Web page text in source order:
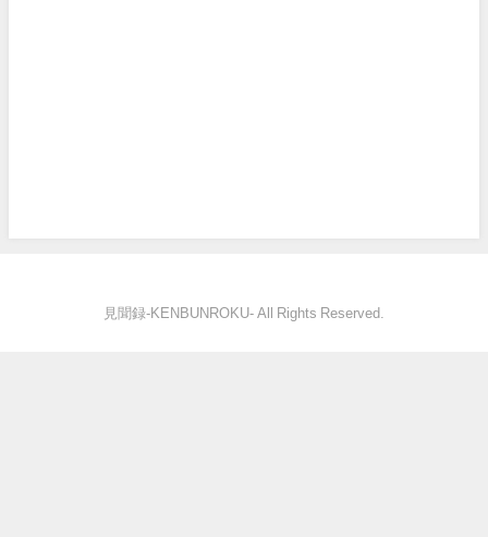
見聞録‐KENBUNROKU- All Rights Reserved.